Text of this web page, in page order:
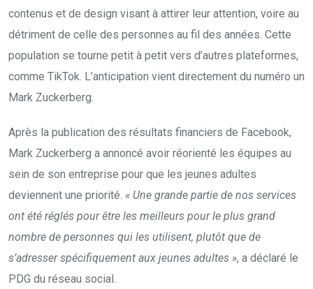
contenus et de design visant à attirer leur attention, voire au
détriment de celle des personnes au fil des années. Cette
population se tourne petit à petit vers d’autres plateformes,
comme TikTok. L’anticipation vient directement du numéro un
Mark Zuckerberg.
Après la publication des résultats financiers de Facebook,
Mark Zuckerberg a annoncé avoir réorienté les équipes au
sein de son entreprise pour que les jeunes adultes
deviennent une priorité. « Une grande partie de nos services
ont été réglés pour être les meilleurs pour le plus grand
nombre de personnes qui les utilisent, plutôt que de
s’adresser spécifiquement aux jeunes adultes », a déclaré le
PDG du réseau social.